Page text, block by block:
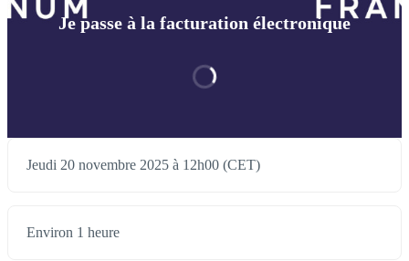
Je passe à la facturation électronique
Jeudi 20 novembre 2025 à 12h00 (CET)
Environ 1 heure